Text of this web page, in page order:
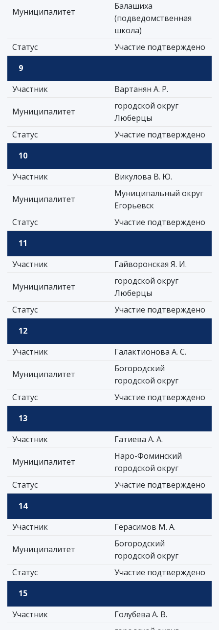
Муниципалитет
Балашиха
(подведомственная
школа)
Статус
Участие подтверждено
9
Участник
Вартанян А. Р.
Муниципалитет
городской округ
Люберцы
Статус
Участие подтверждено
10
Участник
Викулова В. Ю.
Муниципалитет
Муниципальный округ
Егорьевск
Статус
Участие подтверждено
11
Участник
Гайворонская Я. И.
Муниципалитет
городской округ
Люберцы
Статус
Участие подтверждено
12
Участник
Галактионова А. С.
Муниципалитет
Богородский
городской округ
Статус
Участие подтверждено
13
Участник
Гатиева А. А.
Муниципалитет
Наро-Фоминский
городской округ
Статус
Участие подтверждено
14
Участник
Герасимов М. А.
Муниципалитет
Богородский
городской округ
Статус
Участие подтверждено
15
Участник
Голубева А. В.